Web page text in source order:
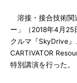
溶接・接合技術関
ー」（2018年4月25
クルマ『SkyDrive
CARTIVATOR
特別講演を行った。